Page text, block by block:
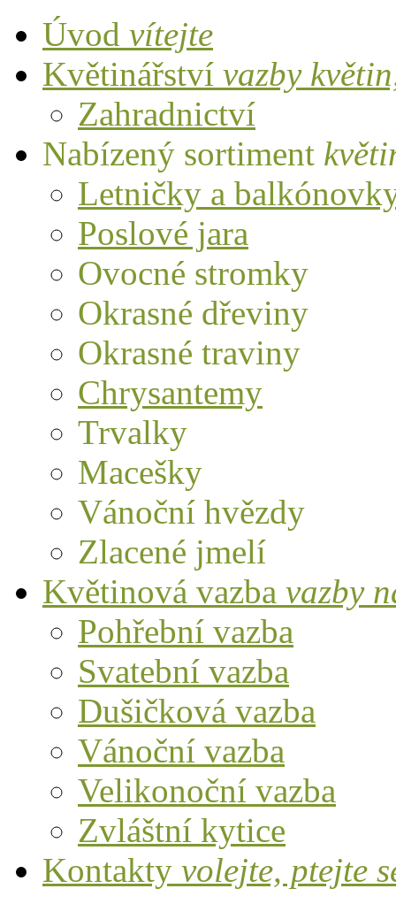
Úvod vítejte
Květinářství vazby
Zahradnictví
Nabízený sortiment
Letničky a
Poslové jara
Ovocné stromky
Okrasné dřeviny
Okrasné traviny
Chrysantemy
Trvalky
Macešky
Vánoční hvězdy
Zlacené jmelí
Květinová vazba vazby
Pohřební vazba
Svatební vazba
Dušičková vazba
Vánoční vazba
Velikonoční vazba
Zvláštní kytice
Kontakty volejte, ptejte